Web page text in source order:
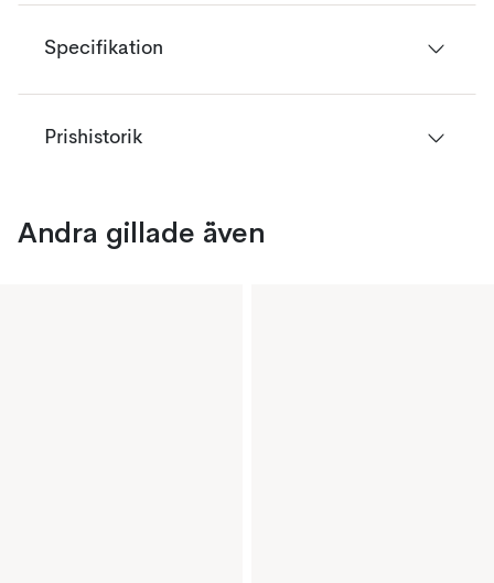
Specifikation
Prishistorik
Andra gillade även